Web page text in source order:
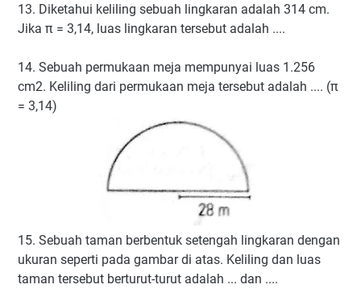
13. Diketahui keliling sebuah lingkaran adalah 314 cm.
Jika π = 3,14, luas lingkaran tersebut adalah ....
14. Sebuah permukaan meja mempunyai luas 1.256
cm2. Keliling dari permukaan meja tersebut adalah .... (π
= 3,14)
15. Sebuah taman berbentuk setengah lingkaran dengan
ukuran seperti pada gambar di atas. Keliling dan luas
taman tersebut berturut-turut adalah ... dan ....